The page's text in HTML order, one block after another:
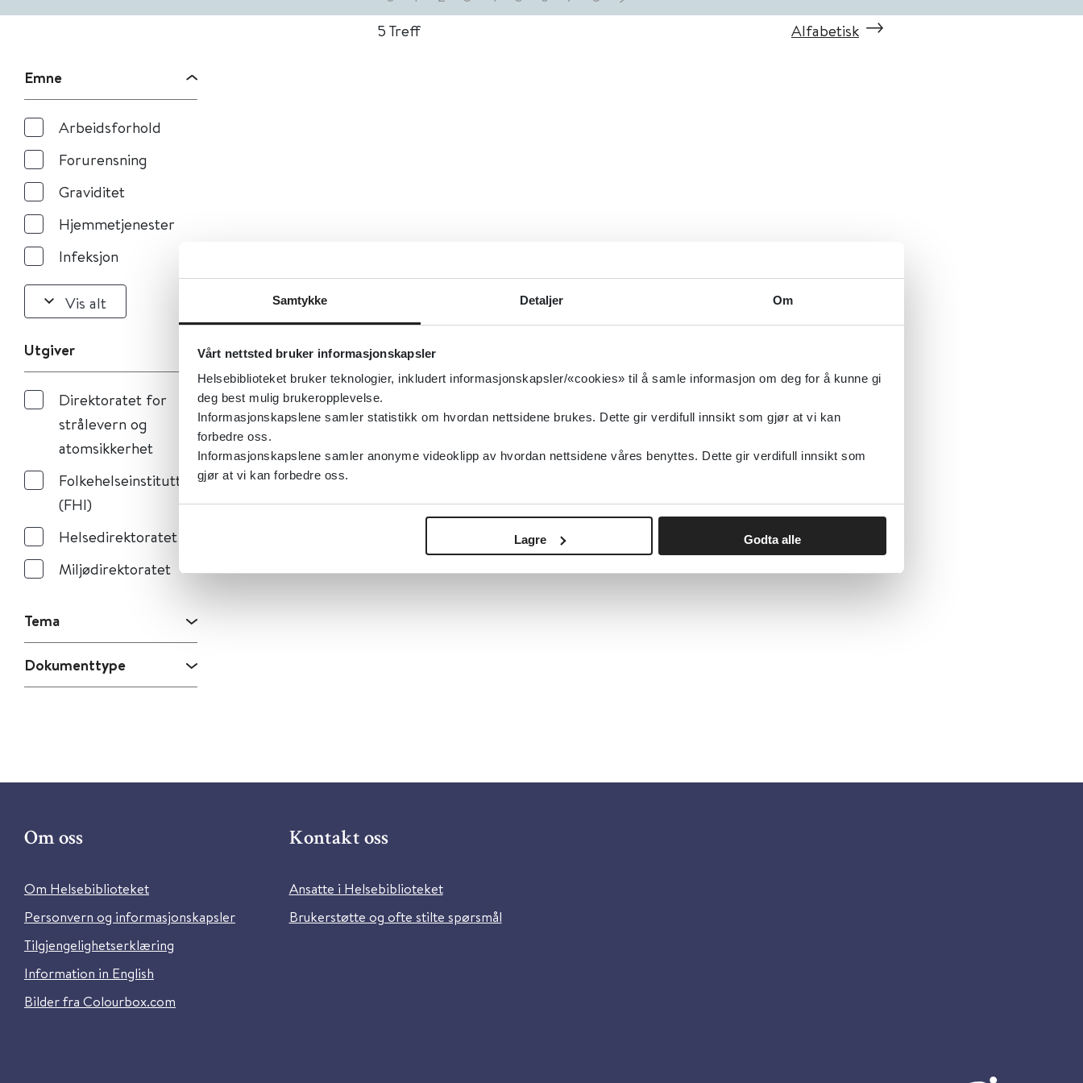
Samtykke Detaljer Om
Vårt nettsted bruker informasjonskapsler
Helsebiblioteket bruker teknologier, inkludert informasjonskapsler/«cookies» til å samle informasjon om deg for å kunne gi
deg best mulig brukeropplevelse.
Informasjonskapslene samler statistikk om hvordan nettsidene brukes. Dette gir verdifull innsikt som gjør at vi kan
forbedre oss.
Informasjonskapslene samler anonyme videoklipp av hvordan nettsidene våres benyttes. Dette gir verdifull innsikt som
gjør at vi kan forbedre oss.
Lagre Godta alle
Emne
Arbeidsforhold
Forurensning
Graviditet
Hjemmetjenester
Infeksjon
Vis alt
Utgiver
Direktoratet for
strålevern og
atomsikkerhet
Folkehelseinstituttet
(FHI)
Helsedirektoratet
Miljødirektoratet
Tema
Dokumenttype
5 Treff Alfabetisk
Om oss
Om Helsebiblioteket
Personvern og informasjonskapsler
Tilgjengelighetserklæring
Information in English
Bilder fra Colourbox.com
Kontakt oss
Ansatte i Helsebiblioteket
Brukerstøtte og ofte stilte spørsmål